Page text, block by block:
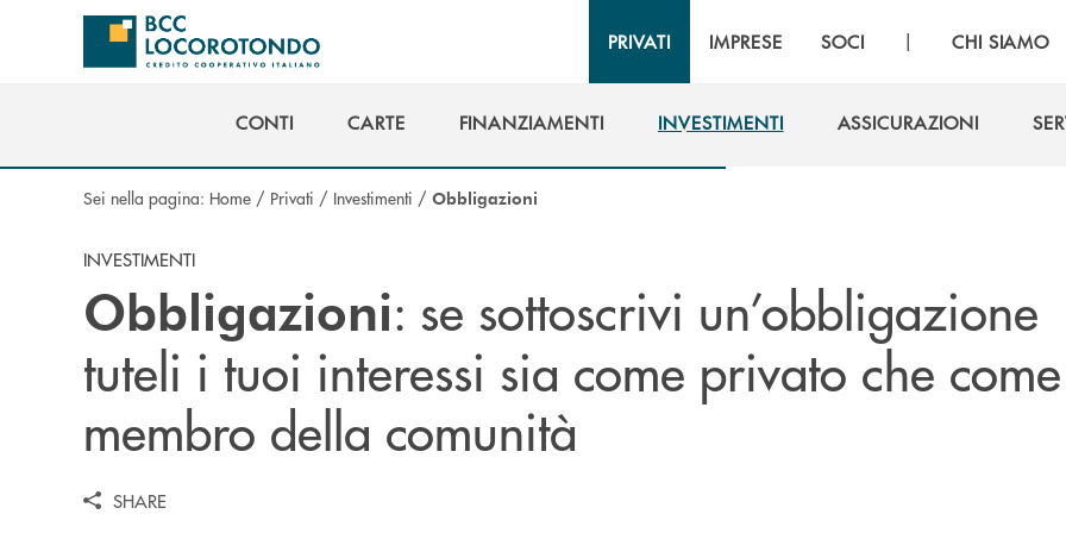
Salta al contenuto principale
PRIVATI IMPRESE SOCI | CHI SIAMO
CONTI
CARTE
FINANZIAMENTI
INVESTIMENTI
ASSICURAZIONI
Sei nella pagina: Home / Privati / Investimenti / Obbligazioni
INVESTIMENTI
Obbligazioni: se sottoscrivi un’obbligazione
tuteli i tuoi interessi sia come privato che come
membro della comunità
SHARE